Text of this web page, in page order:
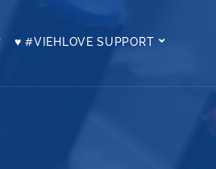
♥ #VIEHLOVE SUPPORT